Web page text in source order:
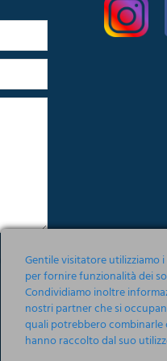
PrivacyGentile visitatore utilizziamo
per fornire funzionalità dei
Condividiamo inoltre
nostri partner che si
quali potrebbero
hanno raccolto dal suo